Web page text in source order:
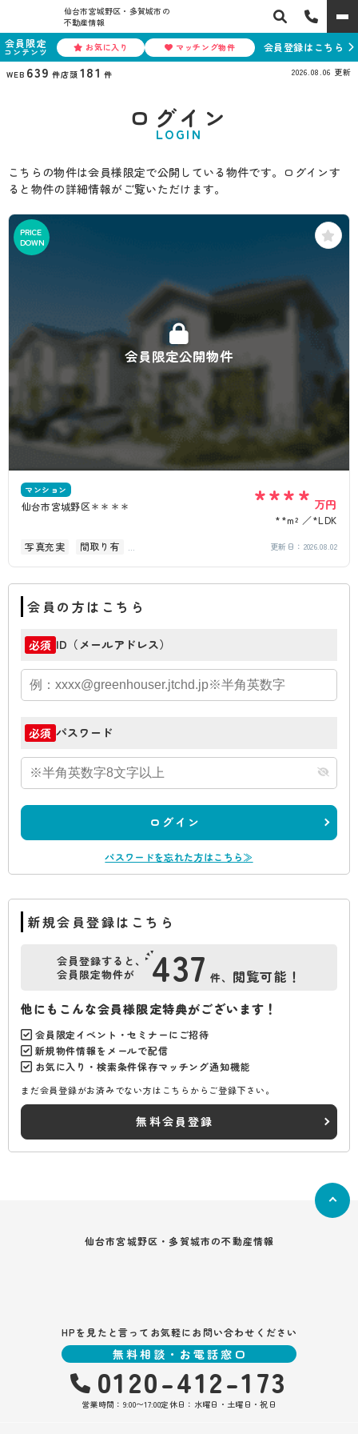
仙台市宮城野区・多賀城市の
不動産情報
会員限定
コンテンツ お気に入り マッチング物件 会員登録はこちら
WEB 639 件店頭 181 件 2026.08.06 更新
ログイン
LOGIN
こちらの物件は会員様限定で公開している物件です。ログインす
ると物件の詳細情報がご覧いただけます。
会員限定公開物件
PRICE
DOWN
マンション
仙台市宮城野区＊＊＊＊ **** 万円
**m²
*LDK
写真充実
間取り有
更新日： 2026.08.02
会員の方はこちら
必須 ID（メールアドレス）
必須 パスワード
ログイン
パスワードを忘れた方はこちら≫
新規会員登録はこちら
会員登録すると、
会員限定物件が
437 件、 閲覧可能！
他にもこんな会員様限定特典がございます！
会員限定イベント・セミナーにご招待
新規物件情報をメールで配信
お気に入り・検索条件保存マッチング通知機能
まだ会員登録がお済みでない方はこちらからご登録下さい。
無料会員登録
仙台市宮城野区・多賀城市の不動産情報
HPを見たと言ってお気軽にお問い合わせください
無料相談・お電話窓口
0120-412-173
営業時間：9:00〜17:00定休日：水曜日・土曜日・祝日